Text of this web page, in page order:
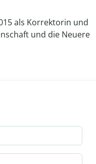
als Korrektorin und
und die Neuere